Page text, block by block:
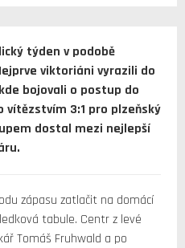
týden v podobě
viktoriáni vyrazili do
bojovali o postup do
3:1 pro plzeňský
dostal mezi nejlepší
zápasu zatlačit na domácí
tabule. Centr z levé
Tomáš Fruhwald a po